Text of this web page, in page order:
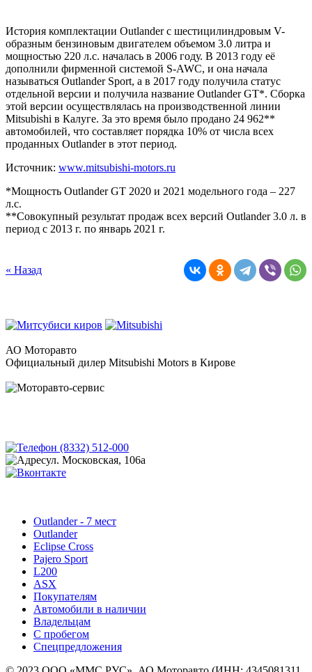
История комплектации Outlander с шестицилиндровым V-
образным бензиновым двигателем объемом 3.0 литра и
мощностью 220 л.с. началась в 2006 году. В 2013 году её
дополнили фирменной системой S-AWC, и она начала
называться Outlander Sport, а в 2017 году получила статус
отдельной версии и получила название Outlander GT*. Сборка
этой версии осуществлялась на производственной линии
Mitsubishi в Калуге. За это время было продано 24 962**
автомобилей, что составляет порядка 10% от числа всех
проданных Outlander в этот период.
Источник: www.mitsubishi-motors.ru
*Мощность Outlander GT 2020 и 2021 модельного года – 227
л.с.
**Совокупный результат продаж всех версий Outlander 3.0 л. в
период с 2013 г. по январь 2021 г.
« Назад
АО Моторавто
Официальный дилер Mitsubishi Motors в Кирове
(8332) 512-000
ул. Московская, 106а
Outlander - 7 мест
Outlander
Eclipse Cross
Pajero Sport
L200
ASX
Покупателям
Автомобили в наличии
Владельцам
С пробегом
Спецпредложения